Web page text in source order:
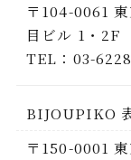
〒104-0061
目ビル 1・2F
TEL：03-
BIJOUPIKO
〒150-0001